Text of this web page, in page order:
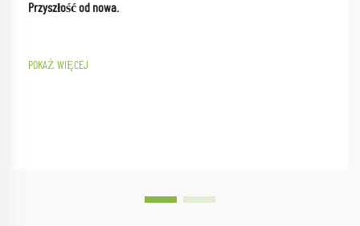
Przyszłość od nowa.
POKAŻ WIĘCEJ